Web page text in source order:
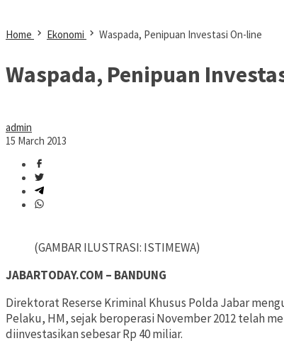
Home Ekonomi Waspada, Penipuan Investasi On-line
Waspada, Penipuan
admin
15 March 2013
(GAMBAR ILUSTRASI: ISTIMEWA)
JABARTODAY.COM – BANDUNG
Direktorat Reserse Kriminal Khusus Polda Jabar
Pelaku, HM, sejak beroperasi November 2012 telah
diinvestasikan sebesar Rp 40 miliar.